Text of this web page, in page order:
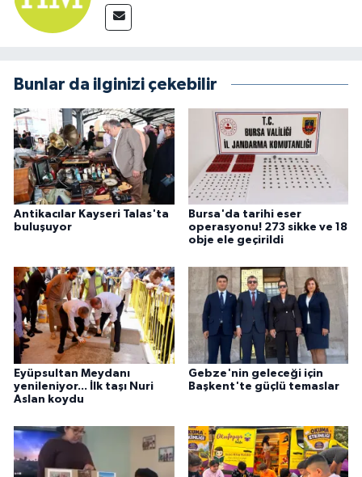
Bunlar da ilginizi çekebilir
Antikacılar Kayseri Talas'ta
buluşuyor
Bursa'da tarihi eser
operasyonu! 273 sikke ve 18
obje ele geçirildi
Eyüpsultan Meydanı
yenileniyor... İlk taşı Nuri
Aslan koydu
Gebze'nin geleceği için
Başkent'te güçlü temaslar